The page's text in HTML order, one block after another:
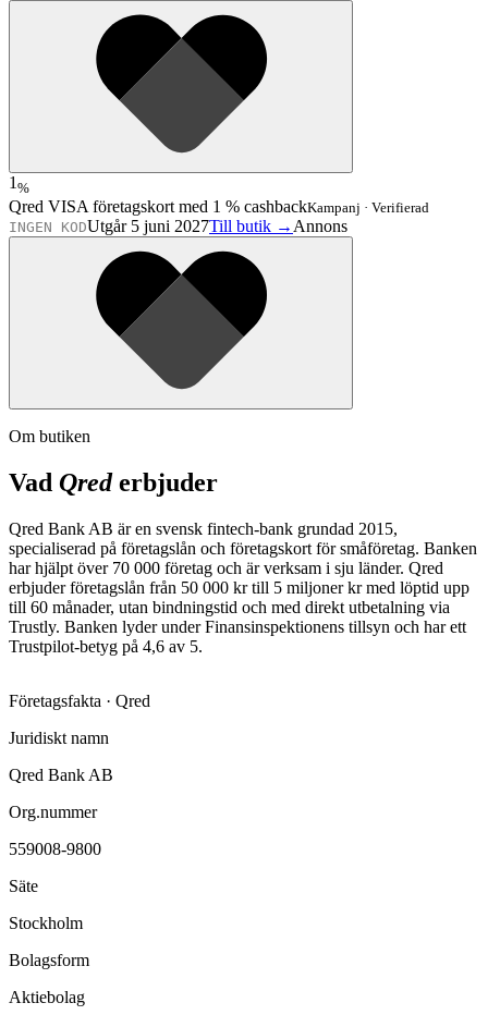
1 %
Qred VISA företagskort med 1 % cashbackKampanj · Verifierad
INGEN KODUtgår 5 juni 2027Till butik → Annons
Om butiken
Vad Qrederbjuder
Qred Bank AB är en svensk fintech-bank grundad 2015,
specialiserad på företagslån och företagskort för småföretag. Banken
har hjälpt över 70 000 företag och är verksam i sju länder. Qred
erbjuder företagslån från 50 000 kr till 5 miljoner kr med löptid upp
till 60 månader, utan bindningstid och med direkt utbetalning via
Trustly. Banken lyder under Finansinspektionens tillsyn och har ett
Trustpilot-betyg på 4,6 av 5.
Företagsfakta · Qred
Juridiskt namn
Qred Bank AB
Org.nummer
559008-9800
Säte
Stockholm
Bolagsform
Aktiebolag